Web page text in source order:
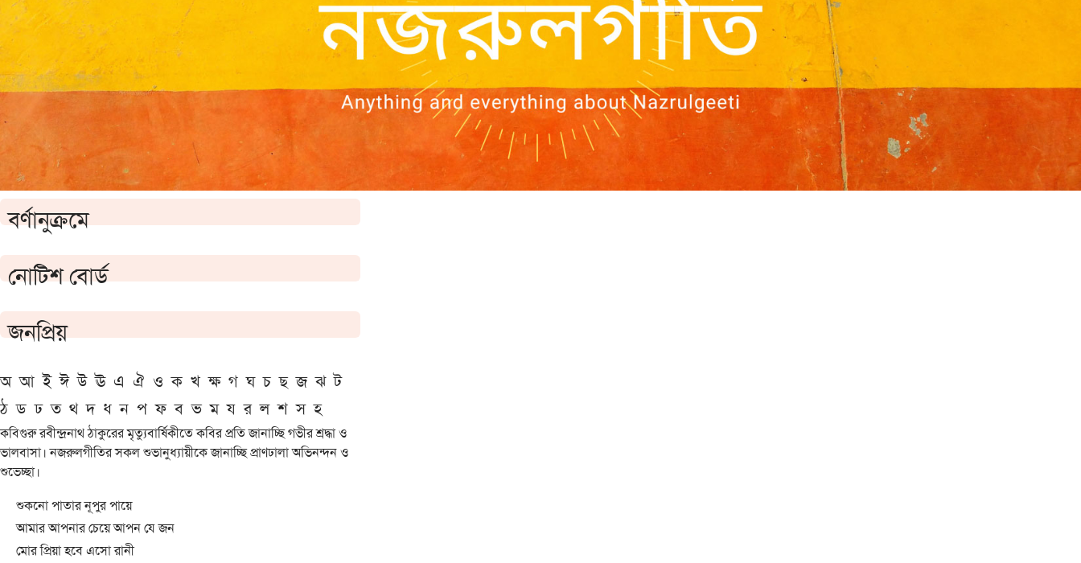
বর্ণানুক্রমে
নোটিশ বোর্ড
জনপ্রিয়
অ আ ই ঈ উ ঊ এ ঐ ও ক খ ক্ষ গ ঘ চ ছ জ ঝ ট
ঠ ড ঢ ত থ দ ধ ন প ফ ব ভ ম য র ল শ স হ
কবিগুরু রবীন্দ্রনাথ ঠাকুরের মৃত্যুবার্ষিকীতে কবির প্রতি জানাচ্ছি গভীর শ্রদ্ধা ও
ভালবাসা। নজরুলগীতির সকল শুভানুধ্যায়ীকে জানাচ্ছি প্রাণঢালা অভিনন্দন ও
শুভেচ্ছা।
শুকনো পাতার নূপুর পায়ে
আমার আপনার চেয়ে আপন যে জন
মোর প্রিয়া হবে এসো রানী